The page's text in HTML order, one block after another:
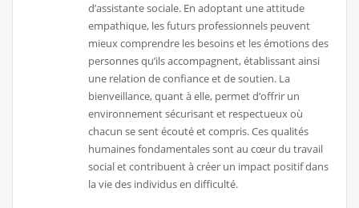
d’assistante sociale. En adoptant une attitude
empathique, les futurs professionnels peuvent
mieux comprendre les besoins et les émotions des
personnes qu’ils accompagnent, établissant ainsi
une relation de confiance et de soutien. La
bienveillance, quant à elle, permet d’offrir un
environnement sécurisant et respectueux où
chacun se sent écouté et compris. Ces qualités
humaines fondamentales sont au cœur du travail
social et contribuent à créer un impact positif dans
la vie des individus en difficulté.